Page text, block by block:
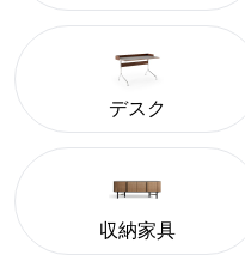
デスク
収納家具